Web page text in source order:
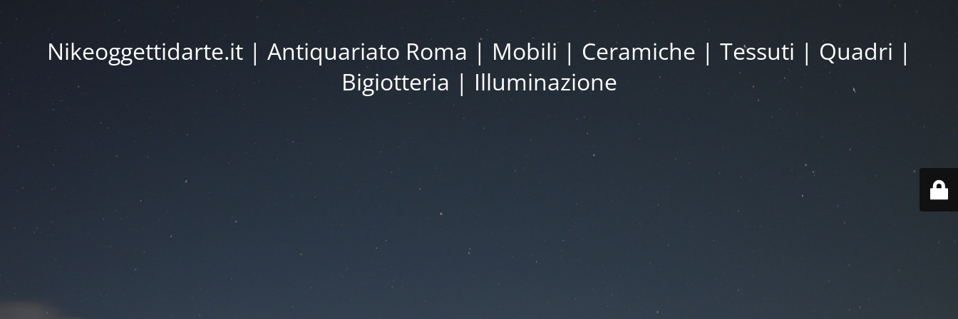
Nikeoggettidarte.it | Antiquariato Roma | Mobili | Ceramiche | Tessuti | Quadri |
Bigiotteria | Illuminazione